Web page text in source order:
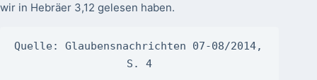
wir in Hebräer 3,12 gelesen haben.
Quelle: Glaubensnachrichten 07-08/2014,
S. 4